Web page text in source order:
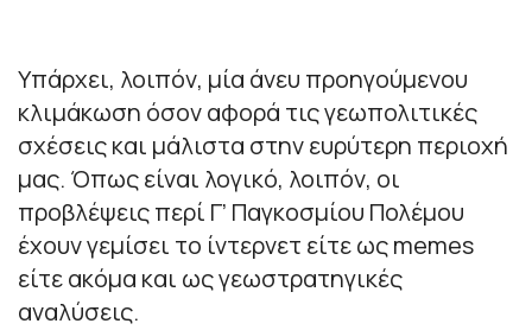
Υπάρχει, λοιπόν, μία άνευ προηγούμενου
κλιμάκωση όσον αφορά τις γεωπολιτικές
σχέσεις και μάλιστα στην ευρύτερη περιοχή
μας. Όπως είναι λογικό, λοιπόν, οι
προβλέψεις περί Γ’ Παγκοσμίου Πολέμου
έχουν γεμίσει το ίντερνετ είτε ως memes
είτε ακόμα και ως γεωστρατηγικές
αναλύσεις.